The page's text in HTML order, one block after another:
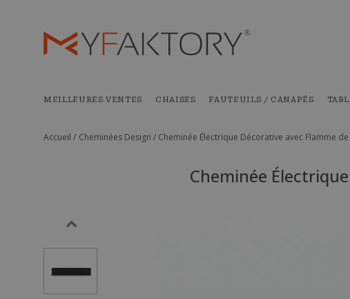
MEILLEURES VENTES CHAISES FAUTEUILS / CANAPÉS
Accueil / Cheminées Design / Cheminée Électrique Décorative avec Flamme
Cheminée